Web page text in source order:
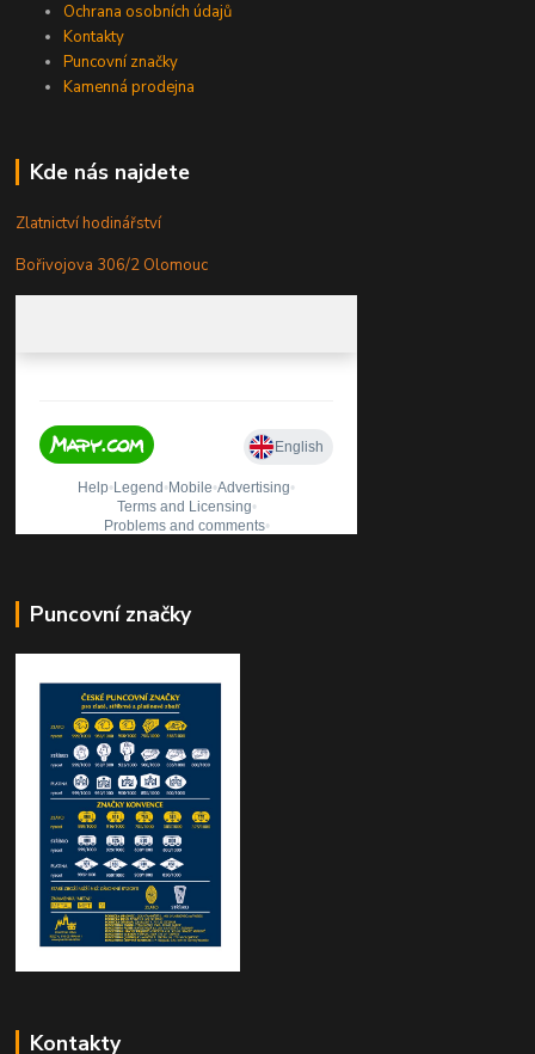
Ochrana osobních údajů
Kontakty
Puncovní značky
Kamenná prodejna
Kde nás najdete
Zlatnictví hodinářství
Bořivojova 306/2 Olomouc
Puncovní značky
Kontakty